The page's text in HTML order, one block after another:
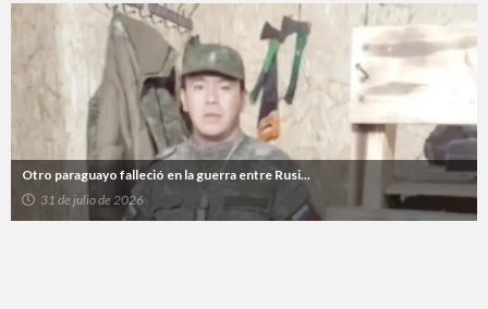
Otro paraguayo falleció en la guerra entre Rusi...
31 de julio de 2026